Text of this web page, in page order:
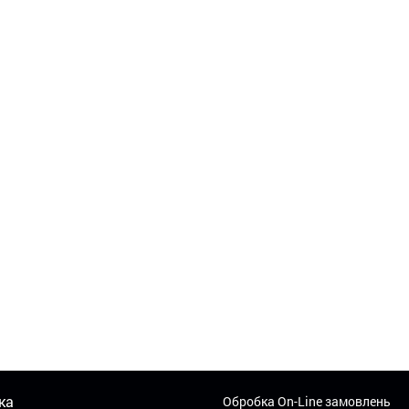
Обробка On-Line замовлень